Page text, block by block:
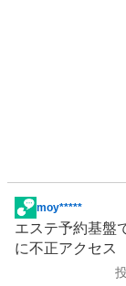
掲
示
板
moy*****
エステ予約基盤
に不正アクセス